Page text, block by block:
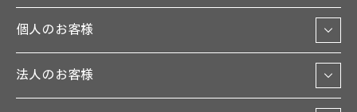
個人のお客様
法人のお客様